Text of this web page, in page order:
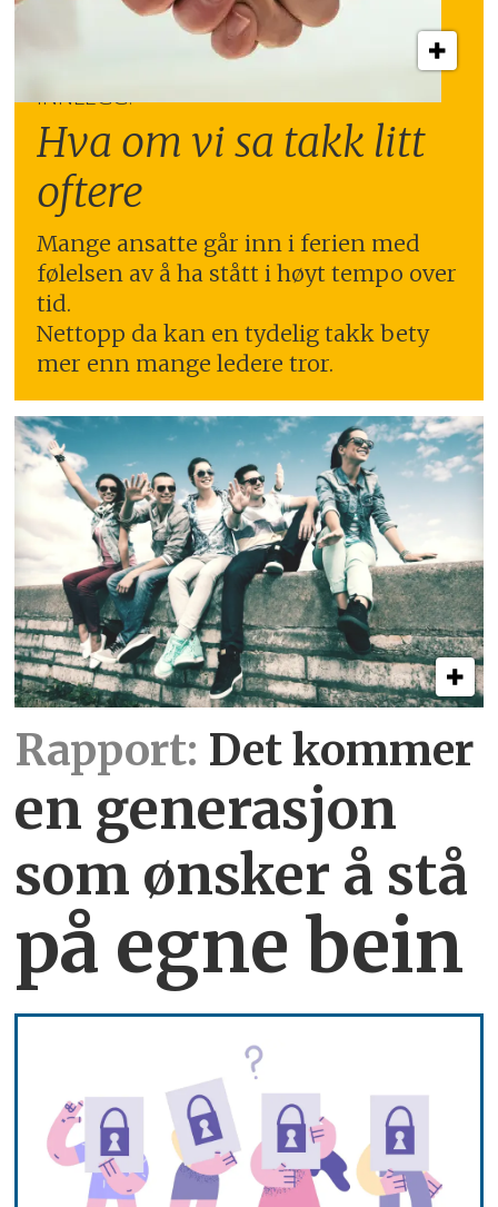
INNLEGG:
Hva om vi sa takk litt
oftere
Mange ansatte går inn i ferien med
følelsen av å ha stått i høyt tempo over
tid.
Nettopp da kan en tydelig takk bety
mer enn mange ledere tror.
Rapport: Det kommer
en generasjon
som ønsker å stå
på egne bein